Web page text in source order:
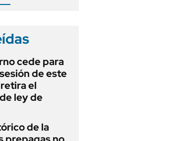
cede para
de este
el
ley de
de la